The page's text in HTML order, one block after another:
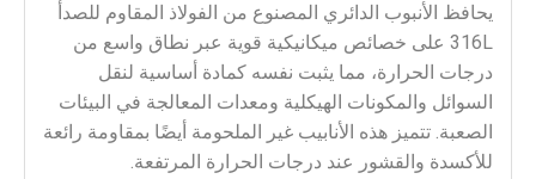
يحافظ الأنبوب الدائري المصنوع من الفولاذ المقاوم للصدأ
316L على خصائص ميكانيكية قوية عبر نطاق واسع من
درجات الحرارة، مما يثبت نفسه كمادة أساسية لنقل
السوائل والمكونات الهيكلية ومعدات المعالجة في البيئات
الصعبة. تتميز هذه الأنابيب غير الملحومة أيضًا بمقاومة رائعة
للأكسدة والقشور عند درجات الحرارة المرتفعة.